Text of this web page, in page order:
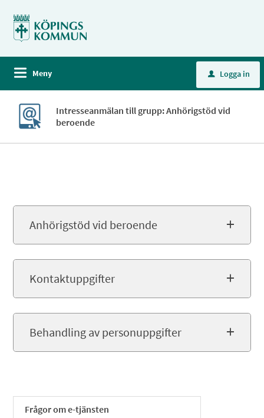
Meny u Logga in
Intresseanmälan till grupp: Anhörigstöd vid
beroende
Anhörigstöd vid beroende
Kontaktuppgifter
Behandling av personuppgifter
Frågor om e-tjänsten